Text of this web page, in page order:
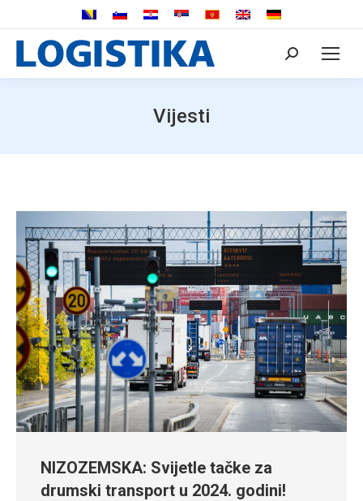
Search:
Vijesti
NIZOZEMSKA: Svijetle tačke za
drumski transport u 2024. godini!